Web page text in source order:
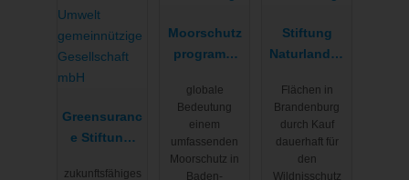
Greensuranc
e Stiftung,
zukunftsfähiges
Moorschutz
programm
Württemberg
globale
Bedeutung
einem
umfassenden
Moorschutz in
Baden-
Stiftung
Naturlandsc
Brandenbur
g
Flächen in
Brandenburg
durch Kauf
dauerhaft für
den
Wildnisschutz